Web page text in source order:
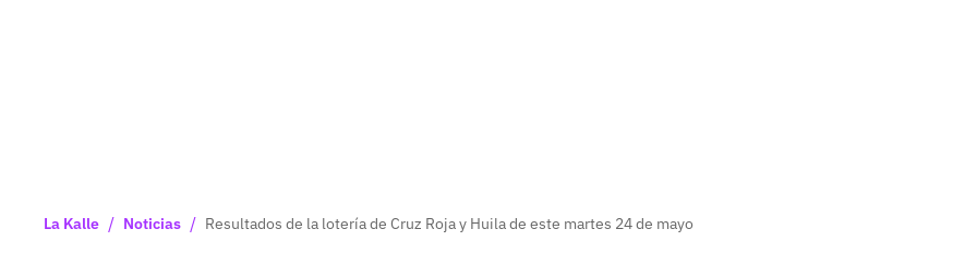
La Kalle / Noticias / Resultados de la lotería de Cruz Roja y Huila de este martes 24 de mayo